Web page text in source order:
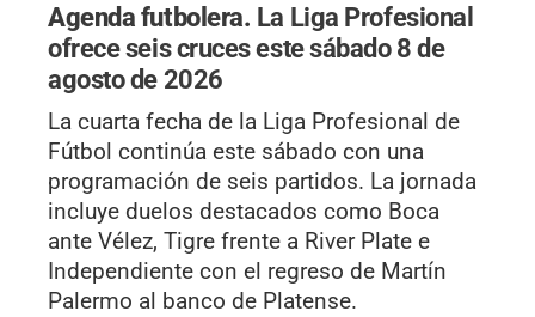
Agenda futbolera. La Liga Profesional
ofrece seis cruces este sábado 8 de
agosto de 2026
La cuarta fecha de la Liga Profesional de
Fútbol continúa este sábado con una
programación de seis partidos. La jornada
incluye duelos destacados como Boca
ante Vélez, Tigre frente a River Plate e
Independiente con el regreso de Martín
Palermo al banco de Platense.